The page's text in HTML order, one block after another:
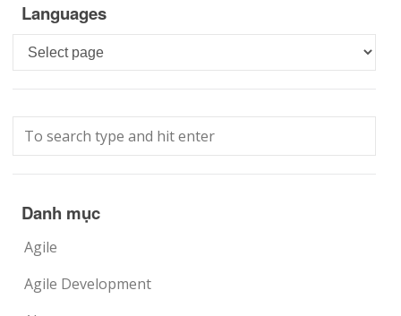
Languages
Languages
Danh mục
Agile
Agile Development